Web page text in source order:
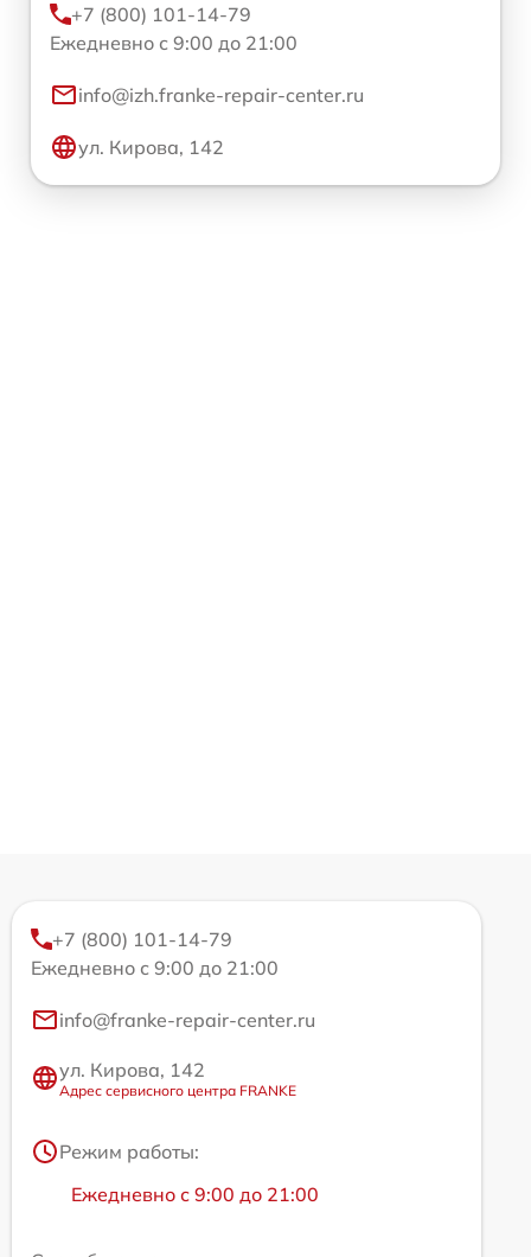
+7 (800) 101-14-79
Ежедневно с 9:00 до 21:00
info@izh.franke-repair-center.ru
ул. Кирова, 142
+7 (800) 101-14-79
Ежедневно с 9:00 до 21:00
info@franke-repair-center.ru
ул. Кирова, 142
Адрес сервисного центра FRANKE
Режим работы:
Ежедневно с 9:00 до 21:00